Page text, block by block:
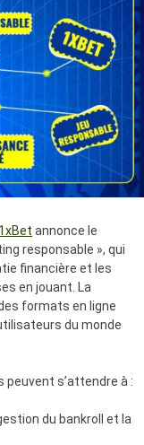
annonce le
responsable », qui
financière et les
en jouant. La
formats en ligne
du monde
s’attendre à :
du bankroll et la